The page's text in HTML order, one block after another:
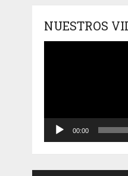
NUESTROS
00:00